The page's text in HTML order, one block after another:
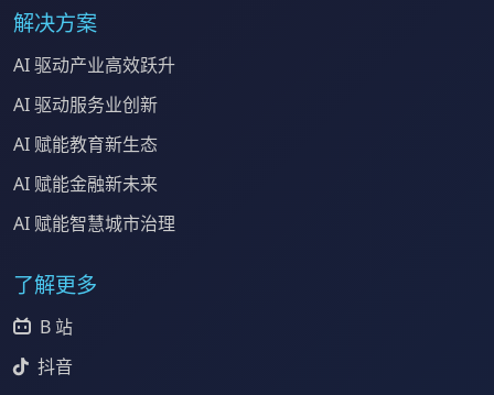
解决方案
AI 驱动产业高效跃升
AI 驱动服务业创新
AI 赋能教育新生态
AI 赋能金融新未来
AI 赋能智慧城市治理
了解更多
B 站
抖音